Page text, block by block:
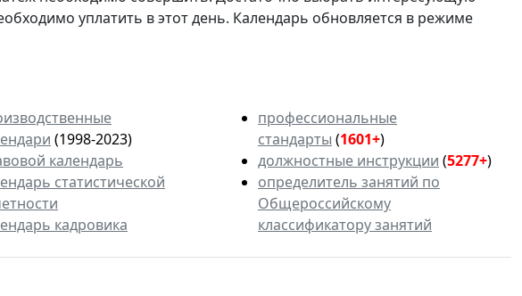
уплатить в этот день. Календарь обновляется в режиме
(1998-2023)
календарь
статистической
кадровика
профессиональные
стандарты (1601+)
должностные инструкции (5277+)
определитель занятий по
Общероссийскому
классификатору занятий